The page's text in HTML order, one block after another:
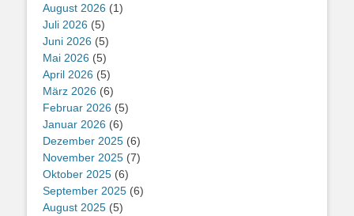
August 2026 (1)
Juli 2026 (5)
Juni 2026 (5)
Mai 2026 (5)
April 2026 (5)
März 2026 (6)
Februar 2026 (5)
Januar 2026 (6)
Dezember 2025 (6)
November 2025 (7)
Oktober 2025 (6)
September 2025 (6)
August 2025 (5)